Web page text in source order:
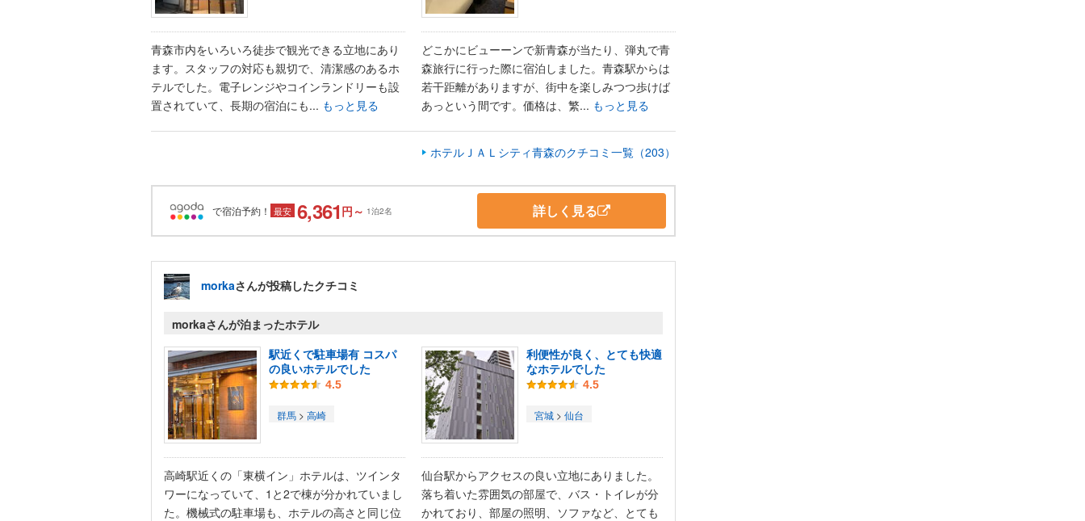
青森市内をいろいろ徒歩で観光できる立地にあり
ます。スタッフの対応も親切で、清潔感のあるホ
テルでした。電子レンジやコインランドリーも設
置されていて、長期の宿泊にも... もっと見る
どこかにビューーンで新青森が当たり、弾丸で青
森旅行に行った際に宿泊しました。青森駅からは
若干距離がありますが、街中を楽しみつつ歩けば
あっという間です。価格は、繁... もっと見る
ホテルＪＡＬシティ青森のクチコミ一覧（203）
で宿泊予約！ 最安 6,361 円～ 1泊2名 詳しく見る
morkaさんが投稿したクチコミ
morkaさんが泊まったホテル
駅近くで駐車場有 コスパ
の良いホテルでした
4.5
群馬 > 高崎
高崎駅近くの「東横イン」ホテルは、ツインタ
ワーになっていて、1と2で棟が分かれていまし
た。機械式の駐車場も、ホテルの高さと同じ位
利便性が良く、とても快適
なホテルでした
4.5
宮城 > 仙台
仙台駅からアクセスの良い立地にありました。
落ち着いた雰囲気の部屋で、バス・トイレが分
かれており、部屋の照明、ソファなど、とても